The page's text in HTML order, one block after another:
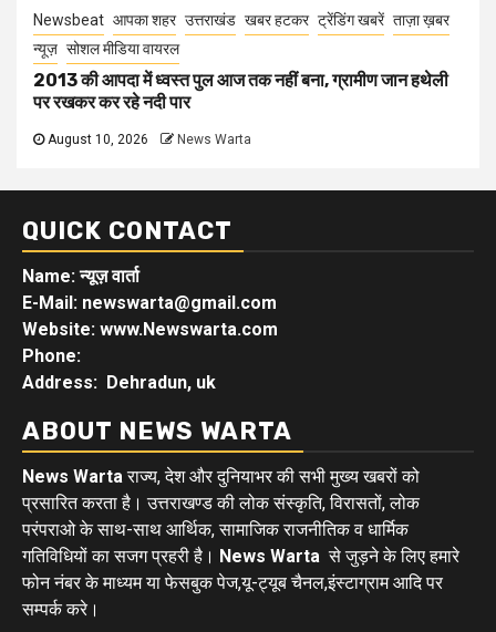
Newsbeat आपका शहर उत्तराखंड खबर हटकर ट्रेंडिंग खबरें ताज़ा ख़बर
न्यूज़ सोशल मीडिया वायरल
2013 की आपदा में ध्वस्त पुल आज तक नहीं बना, ग्रामीण जान हथेली
पर रखकर कर रहे नदी पार
August 10, 2026 News Warta
QUICK CONTACT
Name: न्यूज़ वार्ता
E-Mail: newswarta@gmail.com
Website: www.Newswarta.com
Phone:
Address: Dehradun, uk
ABOUT NEWS WARTA
News Wartaराज्य, देश और दुनियाभर की सभी मुख्य खबरों को
प्रसारित करता है। उत्तराखण्ड की लोक संस्कृति, विरासतों, लोक
परंपराओ के साथ-साथ आर्थिक, सामाजिक राजनीतिक व धार्मिक
गतिविधियों का सजग प्रहरी है। News Warta से जुड़ने के लिए हमारे
फोन नंबर के माध्यम या फेसबुक पेज,यू-ट्यूब चैनल,इंस्टाग्राम आदि पर
सम्पर्क करे।